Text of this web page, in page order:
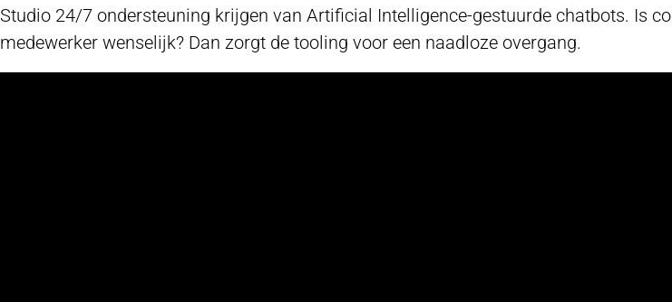
Studio 24/7 ondersteuning krijgen van Artificial Intelligence-gestuurde chatbots. Is
medewerker wenselijk? Dan zorgt de tooling voor een naadloze overgang.